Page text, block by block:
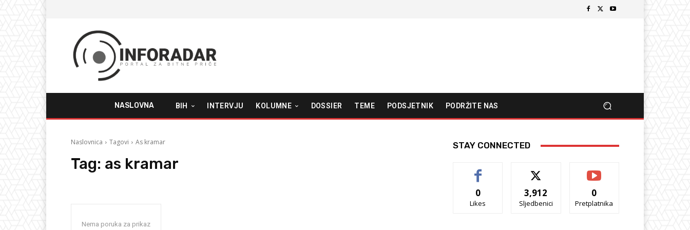
NASLOVNA BIH INTERVJU KOLUMNE DOSSIER TEME PODSJETNIK PODRŽITE NAS
Naslovnica Tagovi As kramar
Tag: as kramar
Nema poruka za prikaz
STAY CONNECTED
0
Likes
3,912
Sljedbenici
0
Pretplatnika